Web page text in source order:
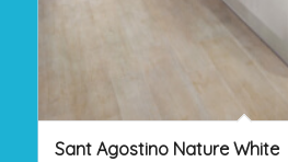
Sant Agostino Nature White